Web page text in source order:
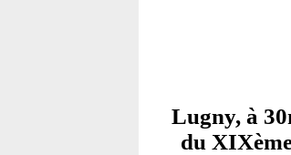
Lugny, à
du